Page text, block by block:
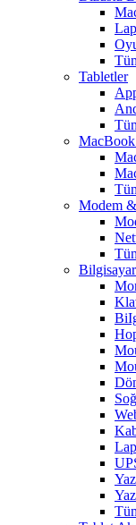
Tabletler
MacBook
Modem